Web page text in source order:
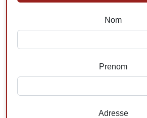
Nom
Prenom
Adresse